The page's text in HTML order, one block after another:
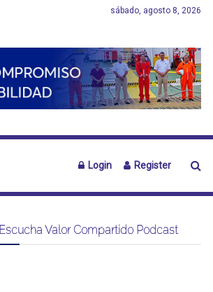
sábado, agosto 8, 2026
Login Register
Escucha Valor Compartido Podcast